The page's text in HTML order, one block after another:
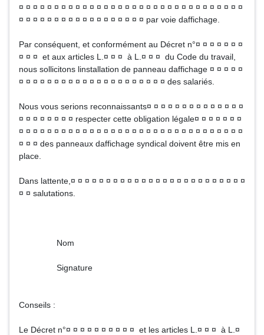
¤ ¤ ¤ ¤ ¤ ¤ ¤ ¤ ¤ ¤ ¤ ¤ ¤ ¤ ¤ ¤ ¤ ¤ ¤ ¤ ¤ ¤ ¤ ¤ ¤ ¤ ¤ ¤ ¤ ¤ ¤ ¤
¤ ¤ ¤ ¤ ¤ ¤ ¤ ¤ ¤ ¤ ¤ ¤ ¤ ¤ ¤ ¤ ¤ ¤ par voie daffichage.
Par conséquent, et conformément au Décret n°¤ ¤ ¤ ¤ ¤ ¤ ¤
¤ ¤ ¤ et aux articles L.¤ ¤ ¤ à L.¤ ¤ ¤ du Code du travail,
nous sollicitons linstallation de panneau daffichage ¤ ¤ ¤ ¤ ¤
¤ ¤ ¤ ¤ ¤ ¤ ¤ ¤ ¤ ¤ ¤ ¤ ¤ ¤ ¤ ¤ ¤ ¤ ¤ ¤ ¤ des salariés.
Nous vous serions reconnaissants¤ ¤ ¤ ¤ ¤ ¤ ¤ ¤ ¤ ¤ ¤ ¤ ¤ ¤
¤ ¤ ¤ ¤ ¤ ¤ ¤ ¤ respecter cette obligation légale¤ ¤ ¤ ¤ ¤ ¤ ¤
¤ ¤ ¤ ¤ ¤ ¤ ¤ ¤ ¤ ¤ ¤ ¤ ¤ ¤ ¤ ¤ ¤ ¤ ¤ ¤ ¤ ¤ ¤ ¤ ¤ ¤ ¤ ¤ ¤ ¤ ¤ ¤
¤ ¤ ¤ des panneaux daffichage syndical doivent être mis en
place.
Dans lattente,¤ ¤ ¤ ¤ ¤ ¤ ¤ ¤ ¤ ¤ ¤ ¤ ¤ ¤ ¤ ¤ ¤ ¤ ¤ ¤ ¤ ¤ ¤ ¤ ¤
¤ ¤ salutations.
Nom
Signature
Conseils :
Le Décret n°¤ ¤ ¤ ¤ ¤ ¤ ¤ ¤ ¤ ¤ et les articles L.¤ ¤ ¤ à L.¤